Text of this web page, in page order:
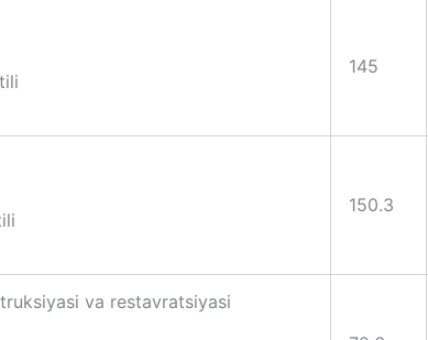
145
150.3
va restavratsiyasi